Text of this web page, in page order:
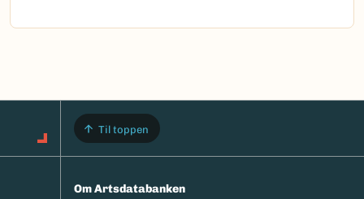
Til toppen
Om Artsdatabanken